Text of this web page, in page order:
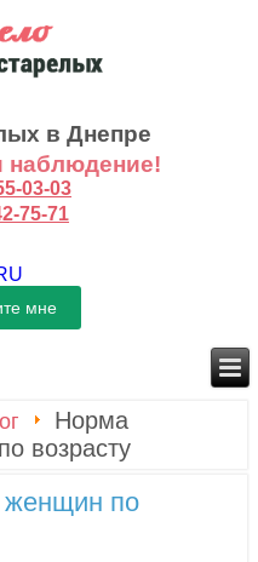
в Днепре
наблюдение!
03-03
75-71
Норма
возрасту
женщин по